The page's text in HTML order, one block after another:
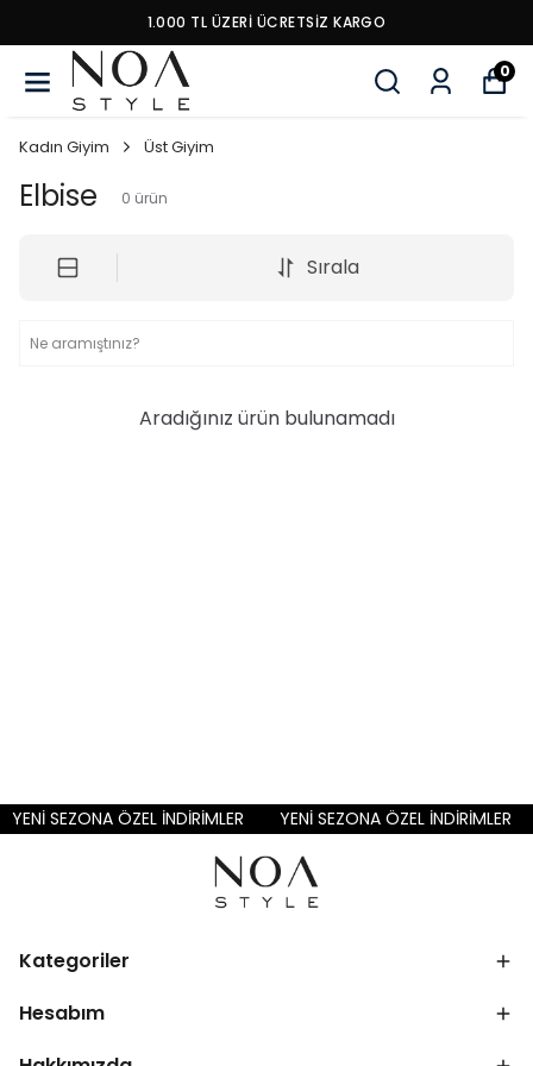
1.000 TL ÜZERI ÜCRETSIZ KARGO
0
Kadın Giyim Üst Giyim
Elbise 0 ürün
Sırala
Aradığınız ürün bulunamadı
YENİ SEZONA ÖZEL İNDİRİMLER YENİ SEZONA ÖZEL İNDİRİMLER
Kategoriler
Hesabım